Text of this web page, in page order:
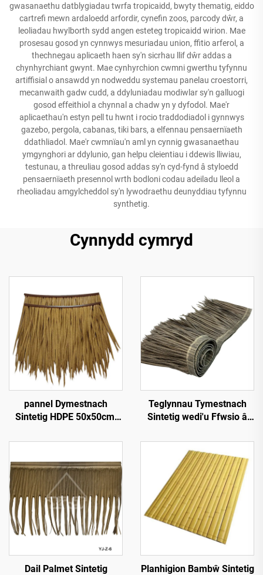
gwasanaethu datblygiadau twrfa tropicaidd, bwyty thematig, eiddo
cartrefi mewn ardaloedd arfordir, cynefin zoos, parcody dŵr, a
leoliadau hwylborth sydd angen esteteg tropicaidd wirion. Mae
prosesau gosod yn cynnwys mesuriadau union, ffitio arferol, a
thechnegau aplicaeth haen sy'n sicrhau llif dŵr addas a
chynhyrchiant gwynt. Mae cynhyrchion cwmni gwerthu tyfynnu
artiffisial o ansawdd yn nodweddu systemau panelau croestorri,
mecanwaith gadw cudd, a ddyluniadau modiwlar sy'n galluogi
gosod effeithiol a chynnal a chadw yn y dyfodol. Mae'r
aplicaethau'n estyn pell tu hwnt i rocio traddodiadol i gynnwys
gazebo, pergola, cabanas, tiki bars, a elfennau pensaernïaeth
ddathliadol. Mae'r cwmnïau'n aml yn cynnig gwasanaethau
ymgynghori ar ddylunio, gan helpu cleientiau i ddewis lliwiau,
testunau, a threuliau gosod addas sy'n cyd-fynd â styloedd
pensaernïaeth presennol wrth bodloni codau adeiladu lleol a
rheoliadau amgylcheddol sy'n lywodraethu deunyddiau tyfynnu
synthetig.
Cynnydd cymryd
pannel Dymestnach
Sintetig HDPE 50x50cm,
mlynedd ar gyfer Gwestai
Teglynnau Tymestnach
Sintetig wedi'u Ffwsio â
Gwell Gwrthsefyll Tân
Dail Palmet Sintetig
Planhigion Bambŵ Sintetig